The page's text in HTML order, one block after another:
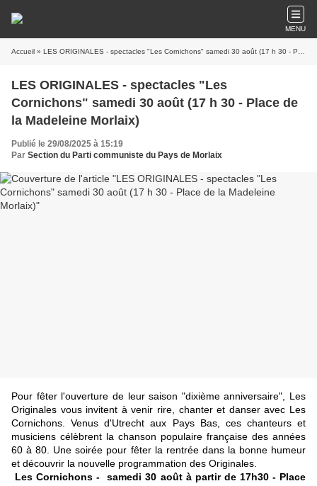
MENU
Accueil » LES ORIGINALES - spectacles "Les Cornichons" samedi 30 août (17 h 30 - Place de la Madeleine Morlaix)
LES ORIGINALES - spectacles "Les
Cornichons" samedi 30 août (17 h 30 - Place de
la Madeleine Morlaix)
Publié le 29/08/2025 à 15:19
Par Section du Parti communiste du Pays de Morlaix
Pour fêter l'ouverture de leur saison "dixième anniversaire", Les
Originales vous invitent à venir rire, chanter et danser avec Les
Cornichons. Venus d'Utrecht aux Pays Bas, ces chanteurs et
musiciens célèbrent la chanson populaire française des années
60 à 80. Une soirée pour fêter la rentrée dans la bonne humeur
et découvrir la nouvelle programmation des Originales.
Les Cornichons - samedi 30 août à partir de 17h30 - Place